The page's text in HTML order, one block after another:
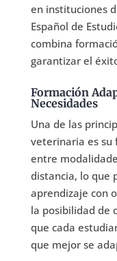
en instituciones
Español de
combina
garantizar el
Formación
Necesidades
Una de las
veterinaria es su
entre
distancia, lo que
aprendizaje con
la posibilidad de
que cada
que mejor se